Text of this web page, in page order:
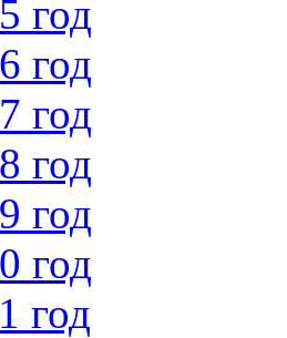
год
год
год
год
год
год
год